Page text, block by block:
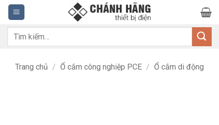
Bỏ
qua
nội
dung
Tìm
Trang chủ / Ổ cắm công nghiệp PCE / Ổ cắm di động